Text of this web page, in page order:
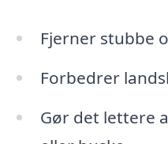
Fjerner stubbe
Forbedrer
Gør det lettere